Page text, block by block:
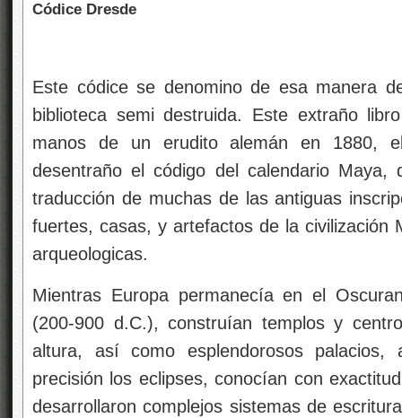
Códice Dresde
Este códice se denomino de esa manera
biblioteca semi destruida. Este extraño
manos de un erudito alemán en 1880,
desentraño el código del calendario
traducción de muchas de las antiguas
fuertes, casas, y artefactos de la civilización
arqueologicas.
Mientras Europa permanecía en el
(200-900 d.C.), construían templos y
altura, así como esplendorosos
precisión los eclipses, conocían con
desarrollaron complejos sistemas de